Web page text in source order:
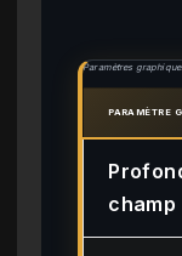
Paramètres
PARAMÈTRE
champ